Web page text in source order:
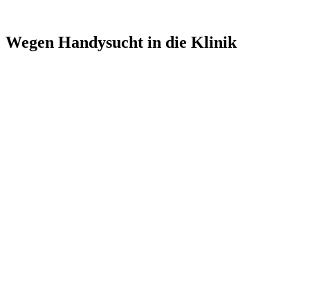
Wegen Handysucht in die Klinik